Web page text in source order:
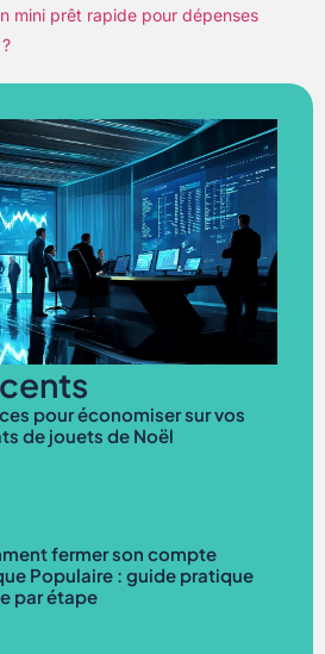
mini prêt rapide pour dépenses
pour économiser sur vos
de jouets de Noël
fermer son compte
Populaire : guide pratique
par étape